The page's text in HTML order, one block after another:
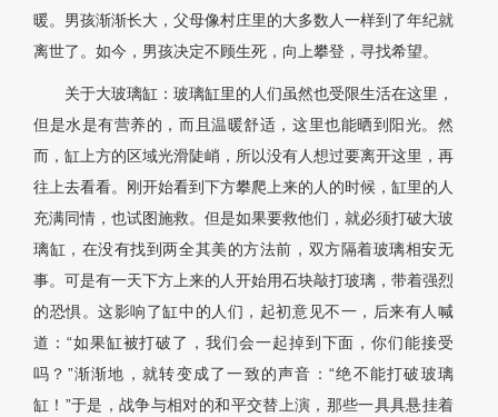
暖。男孩渐渐长大，父母像村庄里的大多数人一样到了年纪就
离世了。如今，男孩决定不顾生死，向上攀登，寻找希望。
关于大玻璃缸：玻璃缸里的人们虽然也受限生活在这里，
但是水是有营养的，而且温暖舒适，这里也能晒到阳光。然
而，缸上方的区域光滑陡峭，所以没有人想过要离开这里，再
往上去看看。刚开始看到下方攀爬上来的人的时候，缸里的人
充满同情，也试图施救。但是如果要救他们，就必须打破大玻
璃缸，在没有找到两全其美的方法前，双方隔着玻璃相安无
事。可是有一天下方上来的人开始用石块敲打玻璃，带着强烈
的恐惧。这影响了缸中的人们，起初意见不一，后来有人喊
道：“如果缸被打破了，我们会一起掉到下面，你们能接受
吗？”渐渐地，就转变成了一致的声音：“绝不能打破玻璃
缸！”于是，战争与相对的和平交替上演，那些一具具悬挂着